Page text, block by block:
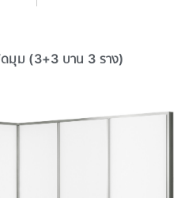
ดมุม (3+3 บาน 3 ราง)